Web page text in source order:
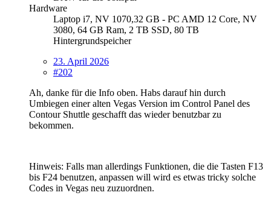
Hardware
Laptop i7, NV 1070,32 GB - PC AMD 12 Core, NV
3080, 64 GB Ram, 2 TB SSD, 80 TB
Hintergrundspeicher
23. April 2026
#202
Ah, danke für die Info oben. Habs darauf hin durch
Umbiegen einer alten Vegas Version im Control Panel des
Contour Shuttle geschafft das wieder benutzbar zu
bekommen.
Hinweis: Falls man allerdings Funktionen, die die Tasten F13
bis F24 benutzen, anpassen will wird es etwas tricky solche
Codes in Vegas neu zuzuordnen.